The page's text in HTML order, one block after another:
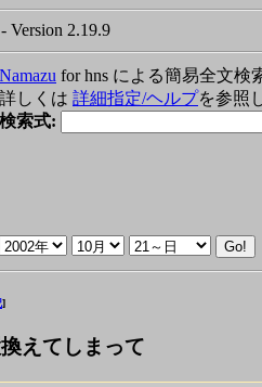
2.19.9
Namazu for hns による簡易全文検
詳しくは 詳細指定/ヘルプを参照
検索式:
]
えてしまって